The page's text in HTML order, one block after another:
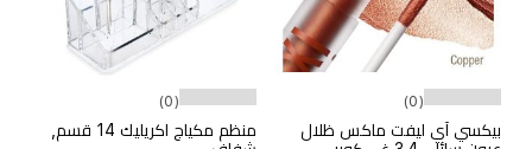
(0)
بيكسي آي ليفت ماكس ظلال
(0)
منظم مكياج اكريليك 14 قسم,